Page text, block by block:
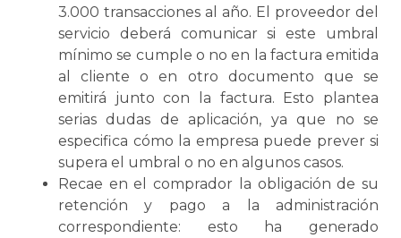
3.000 transacciones al año. El proveedor del
servicio deberá comunicar si este umbral
mínimo se cumple o no en la factura emitida
al cliente o en otro documento que se
emitirá junto con la factura. Esto plantea
serias dudas de aplicación, ya que no se
especifica cómo la empresa puede prever si
supera el umbral o no en algunos casos.
Recae en el comprador la obligación de su
retención y pago a la administración
correspondiente: esto ha generado